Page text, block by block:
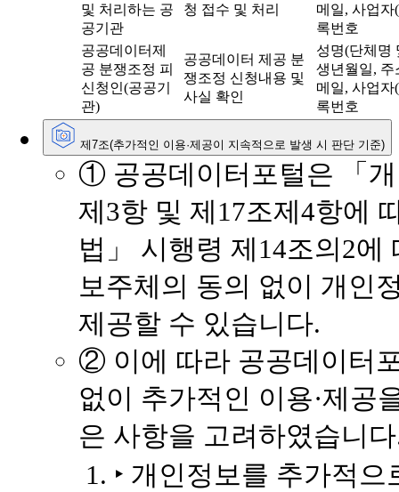
및 처리하는 공
공기관
청 접수 및 처리
메일, 사업자
록번호
공공데이터제
공 분쟁조정 피
신청인(공공기
관)
공공데이터 제공 분
쟁조정 신청내용 및
사실 확인
성명(단체명
생년월일, 주
메일, 사업자
록번호
제7조(추가적인 이용·제공이 지속적으로 발생 시 판단 기준)
① 공공데이터포털은 「
제3항 및 제17조제4항에
법」 시행령 제14조의2에
보주체의 동의 없이 개인
제공할 수 있습니다.
② 이에 따라 공공데이터
없이 추가적인 이용·제공
은 사항을 고려하였습니
‣ 개인정보를 추가적